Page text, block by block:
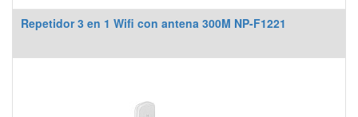
Repetidor 3 en 1 Wifi con antena 300M NP-F1221